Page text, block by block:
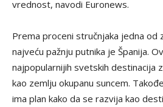
vrednost, navodi Euronews.
Prema proceni stručnjaka jedna od
najveću pažnju putnika je Španija.
najpopularnijih svetskih destinacija
kao zemlju okupanu suncem.
ima plan kako da se razvija kao